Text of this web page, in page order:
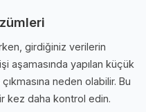
girdiğiniz verilerin
aşamasında yapılan küçük
neden olabilir. Bu
kez daha kontrol edin.